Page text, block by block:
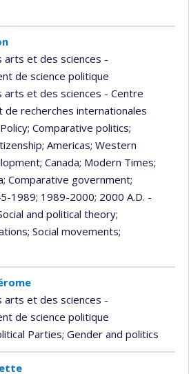
arts et des sciences -
de science politique
arts et des sciences - Centre
de recherches internationales
; Comparative politics;
; Americas; Western
; Canada; Modern Times;
; Comparative government;
1989; 1989-2000; 2000 A.D. -
and political theory;
; Social movements;
arts et des sciences -
de science politique
Parties; Gender and politics